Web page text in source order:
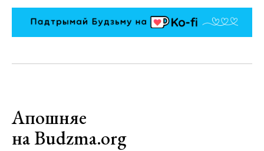
Апошняе
на Budzma.org